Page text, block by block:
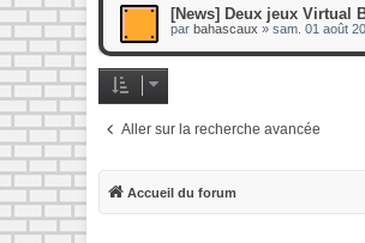
[News] Deux jeux Virtual
par bahascaux » sam. 01 août
Aller sur la recherche avancée
Accueil du forum